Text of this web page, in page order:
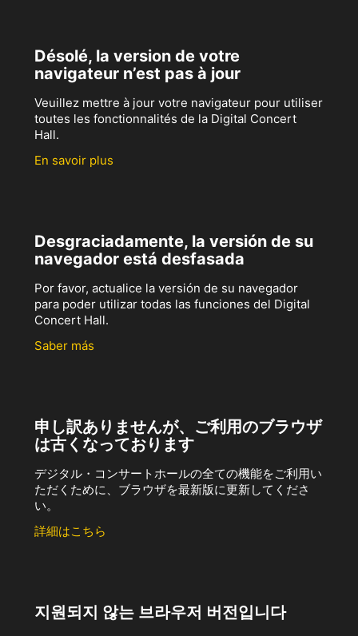
Désolé, la version de votre
navigateur n’est pas à jour
Veuillez mettre à jour votre navigateur pour utiliser
toutes les fonctionnalités de la Digital Concert
Hall.
En savoir plus
Desgraciadamente, la versión de su
navegador está desfasada
Por favor, actualice la versión de su navegador
para poder utilizar todas las funciones del Digital
Concert Hall.
Saber más
申し訳ありませんが、ご利用のブラウザ
は古くなっております
デジタル・コンサートホールの全ての機能をご利用い
ただくために、ブラウザを最新版に更新してくださ
い。
詳細はこちら
지원되지 않는 브라우저 버전입니다